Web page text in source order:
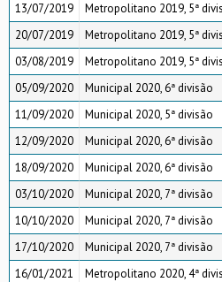
13/07/2019
Metropolitano 2019, 5ª
20/07/2019
Metropolitano 2019, 5ª
03/08/2019
Metropolitano 2019, 5ª
05/09/2020
Municipal 2020, 6ª divisão
11/09/2020
Municipal 2020, 5ª divisão
12/09/2020
Municipal 2020, 6ª divisão
18/09/2020
Municipal 2020, 6ª divisão
03/10/2020
Municipal 2020, 7ª divisão
10/10/2020
Municipal 2020, 7ª divisão
17/10/2020
Municipal 2020, 7ª divisão
16/01/2021
Metropolitano 2020, 4ª